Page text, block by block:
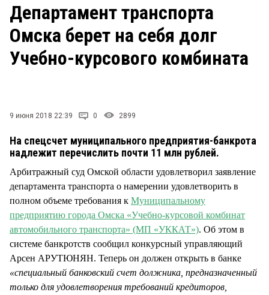
ЗАКОН
НОВОСТИ КОМПАНИЙ
Рейтинги
Блоги
Архив
Департамент транспорта
Омска берет на себя долг
Учебно-курсового комбината
9 июня 2018 22:39 0 2899
На спецсчет муниципального предприятия-банкрота
надлежит перечислить почти 11 млн рублей.
Арбитражный суд Омской области удовлетворил заявление
департамента транспорта о намерении удовлетворить в
полном объеме требования к Муниципальному
предприятию города Омска «Учебно-курсовой комбинат
автомобильного транспорта» (МП «УККАТ»). Об этом в
системе банкротств сообщил конкурсный управляющий
Арсен АРУТЮНЯН. Теперь он должен открыть в банке
«специальный банковский счет должника, предназначенный
только для удовлетворения требований кредиторов,